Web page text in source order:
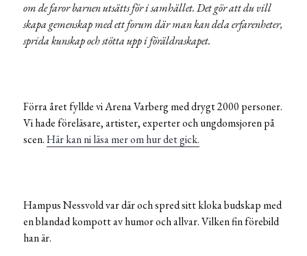
om de faror barnen utsätts för i samhället. Det gör att du vill
skapa gemenskap med ett forum där man kan dela erfarenheter,
sprida kunskap och stötta upp i föräldraskapet.
Förra året fyllde vi Arena Varberg med drygt 2000 personer.
Vi hade föreläsare, artister, experter och ungdomsjoren på
scen.Här kan ni läsa mer om hur det gick.
Hampus Nessvold var där och spred sitt kloka budskap med
en blandad kompott av humor och allvar. Vilken fin förebild
han är.